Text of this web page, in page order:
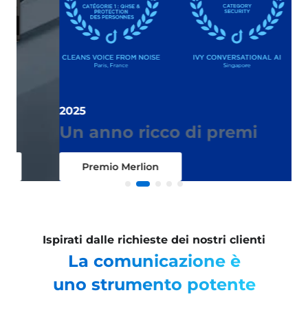
Un anno ricco di premi
Premio Merlion
Ispirati dalle richieste dei nostri clienti
La comunicazione è
uno strumento potente